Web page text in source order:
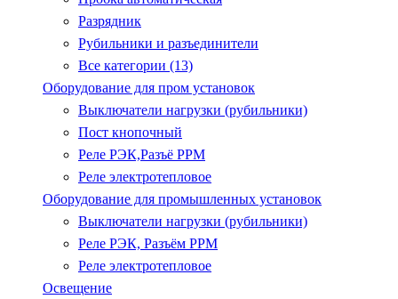
Разрядник
Рубильники и разъединители
Все категории (13)
Оборудование для пром установок
Выключатели нагрузки (рубильники)
Пост кнопочный
Реле РЭК,Разъё РРМ
Реле электротепловое
Оборудование для промышленных установок
Выключатели нагрузки (рубильники)
Реле РЭК, Разъём РРМ
Реле электротепловое
Освещение